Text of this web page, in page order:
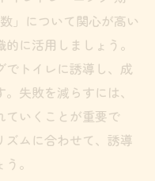
」について関心が高い
に活用しましょう。
でトイレに誘導し、成
失敗を減らすには、
ていくことが重要で
ズムに合わせて、誘導
。